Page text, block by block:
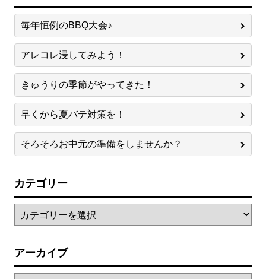
毎年恒例のBBQ大会♪
アレコレ浸してみよう！
きゅうりの季節がやってきた！
早くから夏バテ対策を！
そろそろお中元の準備をしませんか？
カテゴリー
アーカイブ